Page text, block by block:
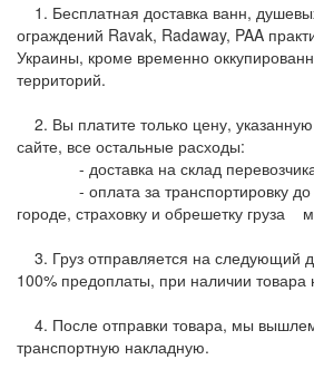
1. Бесплатная доставка ванн,
ограждений Ravak, Radaway, PAA
Украины, кроме временно
территорий.
2. Вы платите только цену,
сайте, все остальные расходы:
- доставка на склад
- оплата за транспортировку до
городе, страховку и обрешетку груза
3. Груз отправляется на следующий
100% предоплаты, при наличии товара
4. После отправки товара, мы
транспортную накладную.